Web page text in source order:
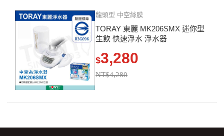
龍頭型 中空絲膜
TORAY 東麗 MK206SMX 迷你型
生飲 快速淨水 淨水器
$3,280
NT$4,280